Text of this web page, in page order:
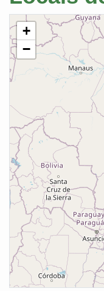
+
−